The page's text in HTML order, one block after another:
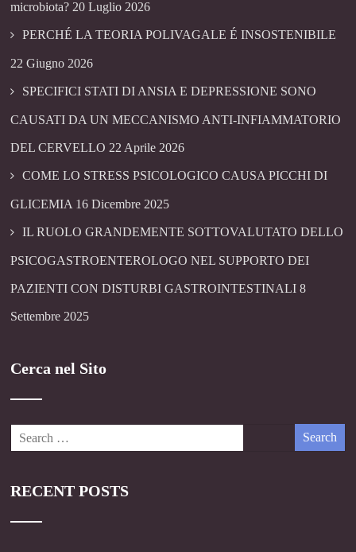
microbiota? 20 Luglio 2026
PERCHÉ LA TEORIA POLIVAGALE É INSOSTENIBILE
22 Giugno 2026
SPECIFICI STATI DI ANSIA E DEPRESSIONE SONO
CAUSATI DA UN MECCANISMO ANTI-INFIAMMATORIO
DEL CERVELLO 22 Aprile 2026
COME LO STRESS PSICOLOGICO CAUSA PICCHI DI
GLICEMIA 16 Dicembre 2025
IL RUOLO GRANDEMENTE SOTTOVALUTATO DELLO
PSICOGASTROENTEROLOGO NEL SUPPORTO DEI
PAZIENTI CON DISTURBI GASTROINTESTINALI 8
Settembre 2025
Cerca nel Sito
RECENT POSTS